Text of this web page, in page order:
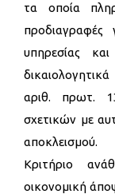
τα οποία
υπηρεσίας
αριθ. πρωτ.
σχετικών με
αποκλεισμού.
Κριτήριο
οικονομική